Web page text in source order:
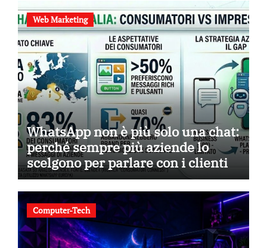
Web Marketing
WhatsApp non è più solo una chat:
perché sempre più aziende lo
scelgono per parlare con i clienti
Computer-Tech